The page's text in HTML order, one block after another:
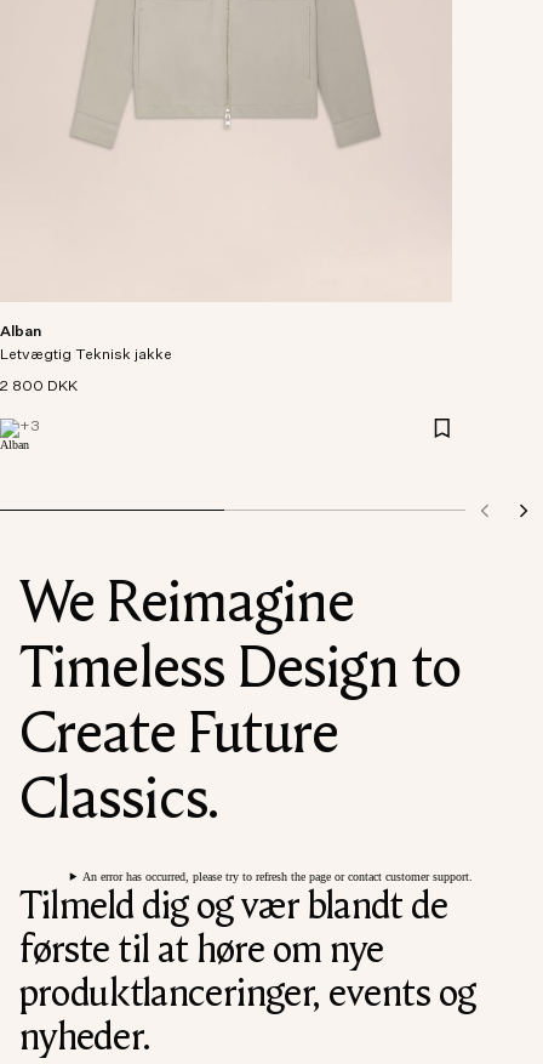
Alban
Letvægtig Teknisk jakke
2 800 DKK
+3
We Reimagine
Timeless Design to
Create Future
Classics.
An error has occurred, please try to refresh the page or contact customer support.
Tilmeld dig og vær blandt de
første til at høre om nye
produktlanceringer, events og
nyheder.